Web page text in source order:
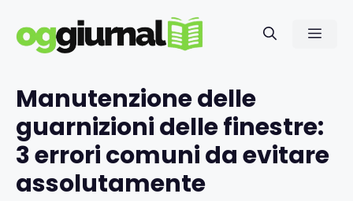
contenuto
Manutenzione delle
guarnizioni delle finestre:
3 errori comuni da evitare
assolutamente